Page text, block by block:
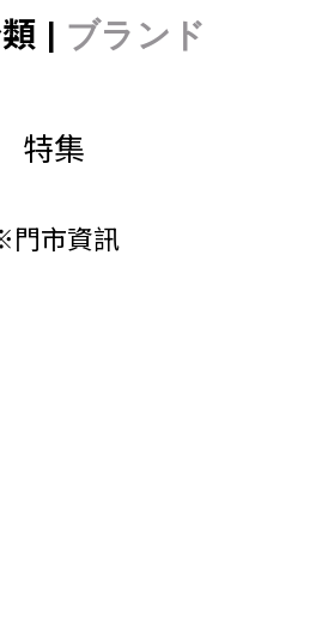
| ブランド
特集
門市資訊